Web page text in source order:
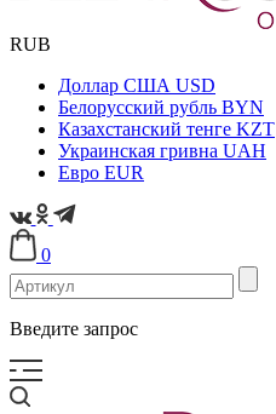
RUB
Доллар США USD
Белорусский рубль BYN
Казахстанский тенге KZT
Украинская гривна UAH
Евро EUR
0
Введите запрос